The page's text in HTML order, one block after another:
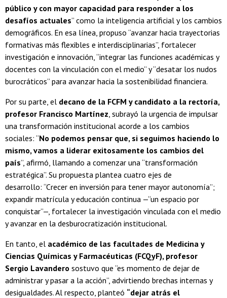
público y con mayor capacidad para responder a los
desafíos actuales” como la inteligencia artificial y los cambios
demográficos. En esa línea, propuso “avanzar hacia trayectorias
formativas más flexibles e interdisciplinarias”, fortalecer
investigación e innovación, “integrar las funciones académicas y
docentes con la vinculación con el medio” y “desatar los nudos
burocráticos” para avanzar hacia la sostenibilidad financiera.
Por su parte, el decano de la FCFM y candidato a la rectoría,
profesor Francisco Martínez , subrayó la urgencia de impulsar
una transformación institucional acorde a los cambios
sociales: “No podemos pensar que, si seguimos haciendo lo
mismo, vamos a liderar exitosamente los cambios del
país”, afirmó, llamando a comenzar una “transformación
estratégica”. Su propuesta plantea cuatro ejes de
desarrollo: “Crecer en inversión para tener mayor autonomía”;
expandir matrícula y educación continua —“un espacio por
conquistar”—, fortalecer la investigación vinculada con el medio
y avanzar en la desburocratización institucional.
En tanto, el académico de las facultades de Medicina y
Ciencias Químicas y Farmacéuticas (FCQyF), profesor
Sergio Lavandero sostuvo que “es momento de dejar de
administrar y pasar a la acción”, advirtiendo brechas internas y
desigualdades. Al respecto, planteó “dejar atrás el